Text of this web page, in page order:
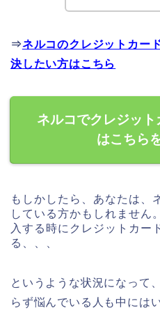
⇒ネルコのクレジットカー
決したい方はこちら
ネルコでクレジッ
はこちら
もしかしたら、あなたは、
している方かもしれません
入する時にクレジットカー
る、、、
というような状況になって
らず悩んでいる人も中には